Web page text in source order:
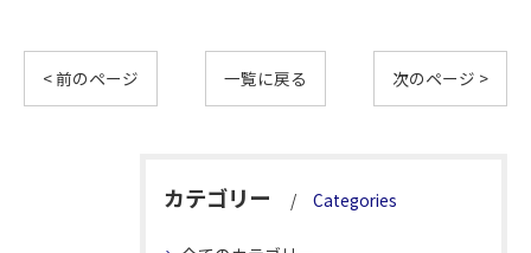
< 前のページ 一覧に戻る 次のページ >
カテゴリー Categories